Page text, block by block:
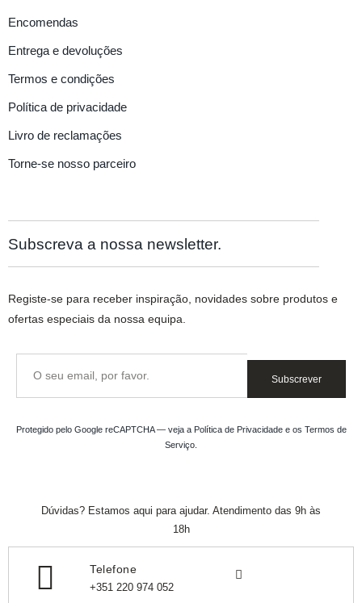
Encomendas
Entrega e devoluções
Termos e condições
Política de privacidade
Livro de reclamações
Torne-se nosso parceiro
Subscreva a nossa newsletter.
Registe-se para receber inspiração, novidades sobre produtos e
ofertas especiais da nossa equipa.
Subscrever
Protegido pelo Google reCAPTCHA — veja a Política de Privacidadee os Termos de
Serviço
Dúvidas? Estamos aqui para ajudar. Atendimento das 9h às
18h
Telefone
+351 220 974 052